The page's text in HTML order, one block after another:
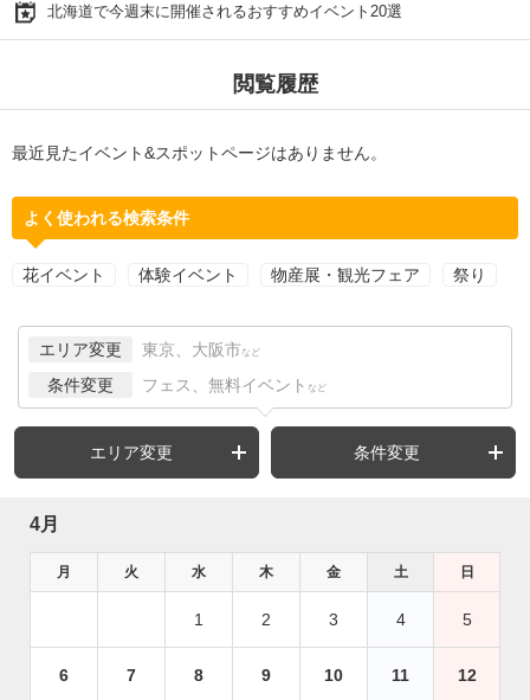
北海道で今週末に開催されるおすすめイベント20選
閲覧履歴
最近見たイベント&スポットページはありません。
よく使われる検索条件
花イベント 体験イベント 物産展・観光フェア 祭り
エリア変更 東京、大阪市 など
条件変更 フェス、無料イベント など
エリア変更 条件変更
4月
月 火 水 木 金 土 日
1 2 3 4 5
6 7 8 9 10 11 12